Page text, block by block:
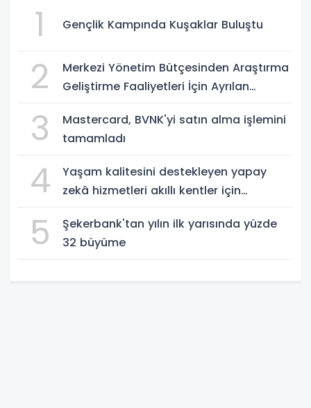
1 Gençlik Kampında Kuşaklar Buluştu
2
Merkezi Yönetim Bütçesinden Araştırma
Geliştirme Faaliyetleri İçin Ayrılan
3
Mastercard, BVNK'yi satın alma işlemini
tamamladı
4
Yaşam kalitesini destekleyen yapay
zekâ hizmetleri akıllı kentler için
5
Şekerbank'tan yılın ilk yarısında yüzde
32 büyüme